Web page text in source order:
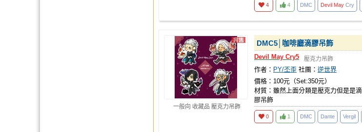
4 4 DMC Devil May Cry
一般向 收藏品 壓克力吊飾
DMC5│咖啡廳滴膠吊飾
Devil May Cry5 壓克力吊飾
作者： PY/丕歪 社團： 逆世界
價格：100元（Set:350元）
材質：雖然上面分類是壓克力但是是滴
膠吊飾
0 1 DMC Dante Vergil